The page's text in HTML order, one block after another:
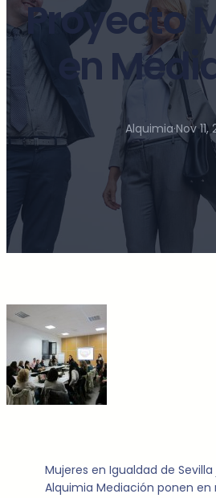
Proyecto
en
Alquimia·Nov 11,
Mujeres en Igualdad de
Alquimia Mediación ponen